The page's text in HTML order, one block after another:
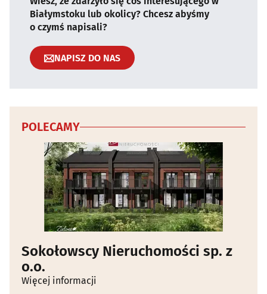
Białymstoku lub okolicy? Chcesz abyśmy
o czymś napisali?
NAPISZ DO NAS
POLECAMY
Sokołowscy Nieruchomości sp. z
o.o.
Więcej informacji